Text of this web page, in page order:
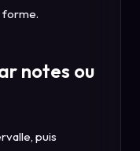
forme.
notes ou
puis